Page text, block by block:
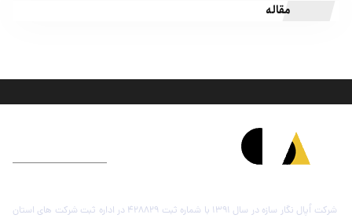
مقاله
شرکت اُپال نگار سازه در سال 1391 با شماره ثبت 428829 در اداره ثبت شرکت های استان